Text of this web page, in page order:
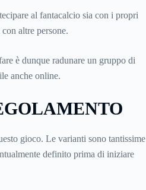
al fantacalcio sia con i propri
altre persone.
è dunque radunare un gruppo di
anche online.
gioco. Le varianti sono tantissime
definito prima di iniziare